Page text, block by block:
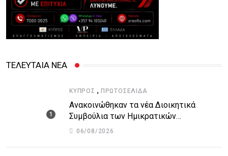
ΤΕΛΕΥΤΑΙΑ ΝΕΑ
ΚΎΠΡΟΣ , ΠΡΩΤΟΣΈΛΙΔΑ
Ανακοινώθηκαν τα νέα Διοικητικά
Συμβούλια των Ημικρατικών
Οργανισμών – Όλη η λίστα με τα
06/08/2026